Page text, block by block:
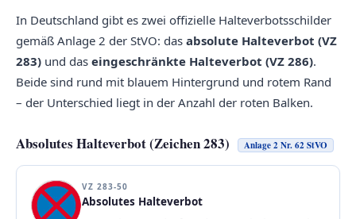
In Deutschland gibt es zwei offizielle Halteverbotsschilder
gemäß Anlage 2 der StVO: das absolute Halteverbot (VZ
283) und das eingeschränkte Halteverbot (VZ 286).
Beide sind rund mit blauem Hintergrund und rotem Rand
– der Unterschied liegt in der Anzahl der roten Balken.
Absolutes Halteverbot (Zeichen 283) Anlage 2 Nr. 62 StVO
VZ 283-50
Absolutes Halteverbot